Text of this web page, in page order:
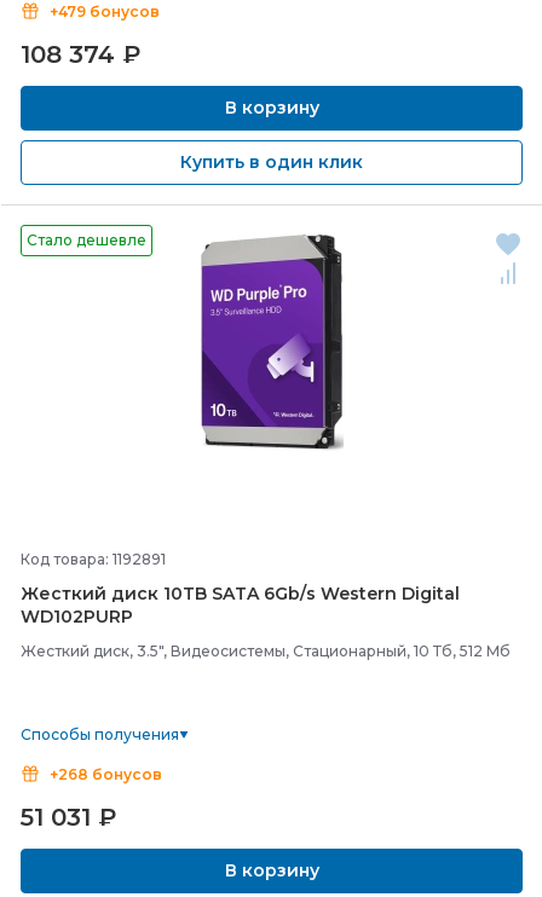
+479 бонусов
108 374 ₽
В корзину
Купить в один клик
Стало дешевле
Код товара: 1192891
Жесткий диск 10TB SATA 6Gb/s Western Digital
WD102PURP
Жесткий диск, 3.5", Видеосистемы, Стационарный, 10 Тб, 512 Мб
Способы получения
+268 бонусов
51 031 ₽
В корзину